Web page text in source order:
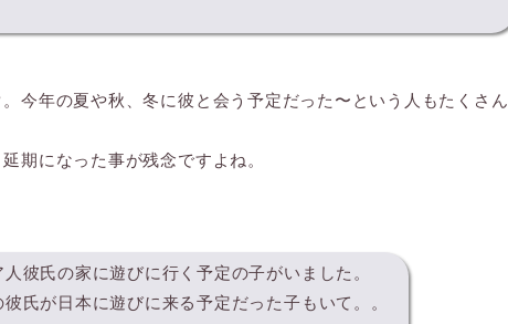
今年の夏や秋、冬に彼と会う予定だった〜という人もたくさん
期になった事が残念ですよね。
彼氏の家に遊びに行く予定の子がいました。
氏が日本に遊びに来る予定だった子もいて。。